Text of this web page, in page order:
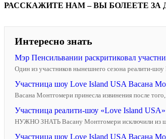
РАССКАЖИТЕ НАМ – ВЫ БОЛЕЕТЕ
Интересно знать
Мэр Пенсильвании раскритиковал
Один из участников нынешнего сезона реалити-шоу
Участница шоу Love Island USA Васана
Васана Монтгомери принесла извинения после
Участница реалити-шоу «Love Island
НУЖНО ЗНАТЬ Васану Монтгомери исключили из шоу
Участница шоу Love Island USA Васана